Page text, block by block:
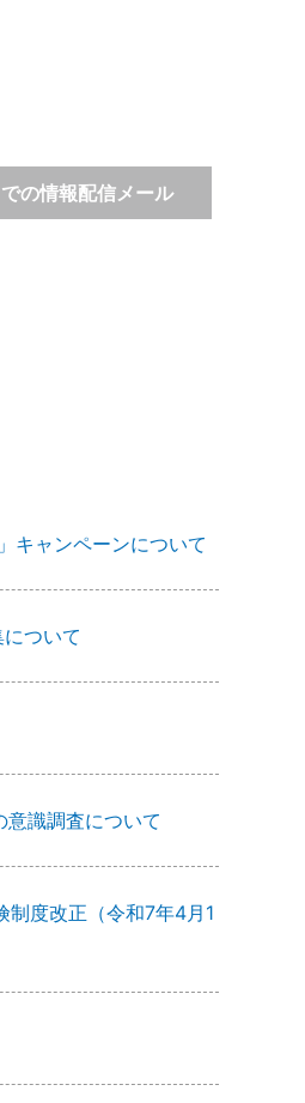
の情報配信メール
キャンペーンについて
ついて
識調査について
制度改正（令和7年4月1